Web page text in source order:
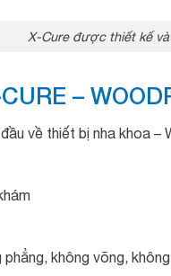
X-Cure được thiết kế
–
về thiết bị nha khoa –
không võng,